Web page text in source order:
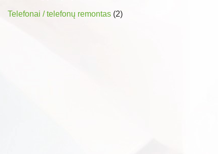
Telefonai / telefonų remontas (2)